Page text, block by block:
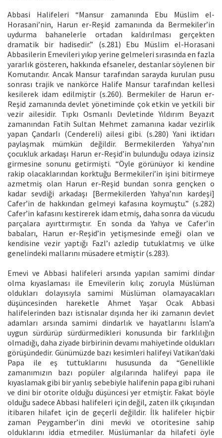
Abbasi Halifeleri “Mansur zamanında Ebu Müslim el-
Horasani’nin, Harun er-Reşid zamanında da Bermekiler’in
uydurma bahanelerle ortadan kaldırılması gerçekten
dramatik bir hadisedir.” (s.281) Ebu Müslim el-Horasani
Abbasilerin Emevileri yıkıp yerine gelmeleri sırasında en fazla
yararlık gösteren, hakkında efsaneler, destanlar söylenen bir
Komutandır. Ancak Mansur tarafından sarayda kurulan pusu
sonrası trajik ve nankörce Halife Mansur tarafından kellesi
kesilerek idam edilmiştir (s.260). Bermekiler de Harun er-
Reşid zamanında devlet yönetiminde çok etkin ve yetkili bir
vezir ailesidir. Tıpkı Osmanlı Devletinde Yıldırım Beyazıt
zamanından Fatih Sultan Mehmet zamanına kadar vezirlik
yapan Çandarlı (Cendereli) ailesi gibi. (s.280) Yani iktidarı
paylaşmak mümkün değildir. Bermekilerden Yahya’nın
çocukluk arkadaşı Harun er-Reşid’in bulunduğu odaya izinsiz
girmesine sonunu getirmişti. “Öyle görünüyor ki kendine
rakip olacaklarından korktuğu Bermekileri’in işini bitirmeye
azmetmiş olan Harun er-Reşid bundan sonra gençken o
kadar sevdiği arkadaşı [Bermekilerden Yahya’nın kardeşi]
Cafer’in de hakkından gelmeyi kafasına koymuştu.” (s.282)
Cafer’in kafasını kestirerek idam etmiş, daha sonra da vücudu
parçalara ayırttırmıştır. En sonda da Yahya ve Cafer’in
babaları, Harun er-Reşid’in yetişmesinde emeği olan ve
kendisine vezir yaptığı Fazl’ı azledip tutuklatmış ve ülke
genelindeki mallarını müsadere etmiştir (s.283).
Emevi ve Abbasi halifeleri arsında yapılan samimi dindar
olma kıyaslaması ile Emevilerin kılıç zoruyla Müslüman
oldukları dolayısıyla samimi Müslüman olamayacakları
düşüncesinden hareketle Ahmet Yaşar Ocak Abbasi
halifelerinden bazı istisnalar dışında her iki zamanın devlet
adamları arsında samimi dindarlık ve hayatlarını İslam’a
uygun sürdürüp sürdürmedikleri konusunda bir farklılığın
olmadığı, daha ziyade birbirinin devamı mahiyetinde oldukları
görüşündedir. Günümüzde bazı kesimleri halifeyi Vatikan’daki
Papa ile eş tuttuklarını hususunda da “Genellikle
zamanımızın bazı popüler algılarında halifeyi papa ile
kıyaslamak gibi bir yanlış sebebiyle halifenin papa gibi ruhani
ve dini bir otorite olduğu düşüncesi yer etmiştir. Fakat böyle
olduğu sadece Abbasi halifeleri için değil, zaten ilk çıkışından
itibaren hilafet için de geçerli değildir. İlk halifeler hiçbir
zaman Peygamber’in dini mevki ve otoritesine sahip
olduklarını iddia etmediler. Müslümanlar da hilafeti öyle